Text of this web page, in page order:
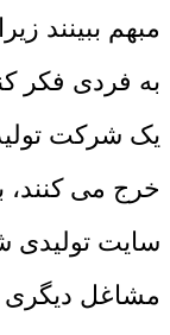
مبهم ببینند
به فردی فکر
یک شرکت
خرج می
سایت تولیدی
مشاغل دیگری